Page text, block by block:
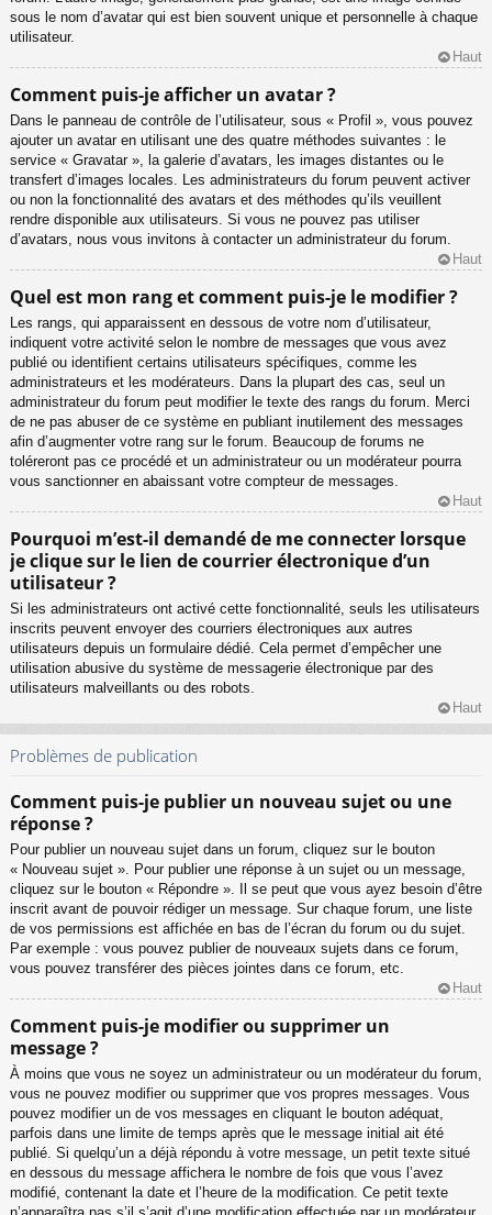
sous le nom d’avatar qui est bien souvent unique et personnelle à chaque
utilisateur.
Haut
Comment puis-je afficher un avatar ?
Dans le panneau de contrôle de l’utilisateur, sous « Profil », vous pouvez
ajouter un avatar en utilisant une des quatre méthodes suivantes : le
service « Gravatar », la galerie d’avatars, les images distantes ou le
transfert d’images locales. Les administrateurs du forum peuvent activer
ou non la fonctionnalité des avatars et des méthodes qu’ils veuillent
rendre disponible aux utilisateurs. Si vous ne pouvez pas utiliser
d’avatars, nous vous invitons à contacter un administrateur du forum.
Haut
Quel est mon rang et comment puis-je le modifier ?
Les rangs, qui apparaissent en dessous de votre nom d’utilisateur,
indiquent votre activité selon le nombre de messages que vous avez
publié ou identifient certains utilisateurs spécifiques, comme les
administrateurs et les modérateurs. Dans la plupart des cas, seul un
administrateur du forum peut modifier le texte des rangs du forum. Merci
de ne pas abuser de ce système en publiant inutilement des messages
afin d’augmenter votre rang sur le forum. Beaucoup de forums ne
toléreront pas ce procédé et un administrateur ou un modérateur pourra
vous sanctionner en abaissant votre compteur de messages.
Haut
Pourquoi m’est-il demandé de me connecter lorsque
je clique sur le lien de courrier électronique d’un
utilisateur ?
Si les administrateurs ont activé cette fonctionnalité, seuls les utilisateurs
inscrits peuvent envoyer des courriers électroniques aux autres
utilisateurs depuis un formulaire dédié. Cela permet d’empêcher une
utilisation abusive du système de messagerie électronique par des
utilisateurs malveillants ou des robots.
Haut
Problèmes de publication
Comment puis-je publier un nouveau sujet ou une
réponse ?
Pour publier un nouveau sujet dans un forum, cliquez sur le bouton
« Nouveau sujet ». Pour publier une réponse à un sujet ou un message,
cliquez sur le bouton « Répondre ». Il se peut que vous ayez besoin d’être
inscrit avant de pouvoir rédiger un message. Sur chaque forum, une liste
de vos permissions est affichée en bas de l’écran du forum ou du sujet.
Par exemple : vous pouvez publier de nouveaux sujets dans ce forum,
vous pouvez transférer des pièces jointes dans ce forum, etc.
Haut
Comment puis-je modifier ou supprimer un
message ?
À moins que vous ne soyez un administrateur ou un modérateur du forum,
vous ne pouvez modifier ou supprimer que vos propres messages. Vous
pouvez modifier un de vos messages en cliquant le bouton adéquat,
parfois dans une limite de temps après que le message initial ait été
publié. Si quelqu’un a déjà répondu à votre message, un petit texte situé
en dessous du message affichera le nombre de fois que vous l’avez
modifié, contenant la date et l’heure de la modification. Ce petit texte